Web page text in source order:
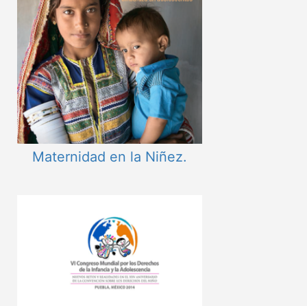
Maternidad en la Niñez.